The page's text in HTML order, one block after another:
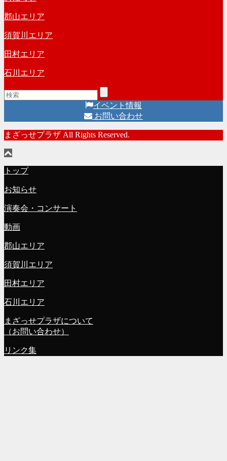
ブ
郡山エリア
須賀川エリア
田村エリア
石川エリア
イベント情報
お問い合わせ
まざっせプラザ All Rights Reserved.
トップ
お知らせ
演奏会・コンサート
動画
郡山エリア
須賀川エリア
田村エリア
石川エリア
まざっせプラザについて
（お問い合わせ）
リンク集